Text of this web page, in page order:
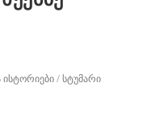
ისტორიები / სტუმარი